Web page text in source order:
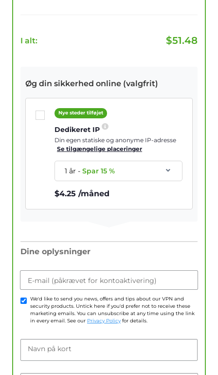
I alt: $51.48
Øg din sikkerhed online (valgfrit)
Nye steder tilføjet
Dedikeret IP
Din egen statiske og anonyme IP-adresse
Se tilgængelige placeringer
1 år-Spar15 %
$4.25 /måned
Dine oplysninger
E-mail (påkrævet for kontoaktivering)
We'd like to send you news, offers and tips about our VPN and
security products. Untick here if you'd prefer not to receive these
marketing emails. You can unsubscribe at any time using the link
in every email. See our Privacy Policy for details.
Navn på kort